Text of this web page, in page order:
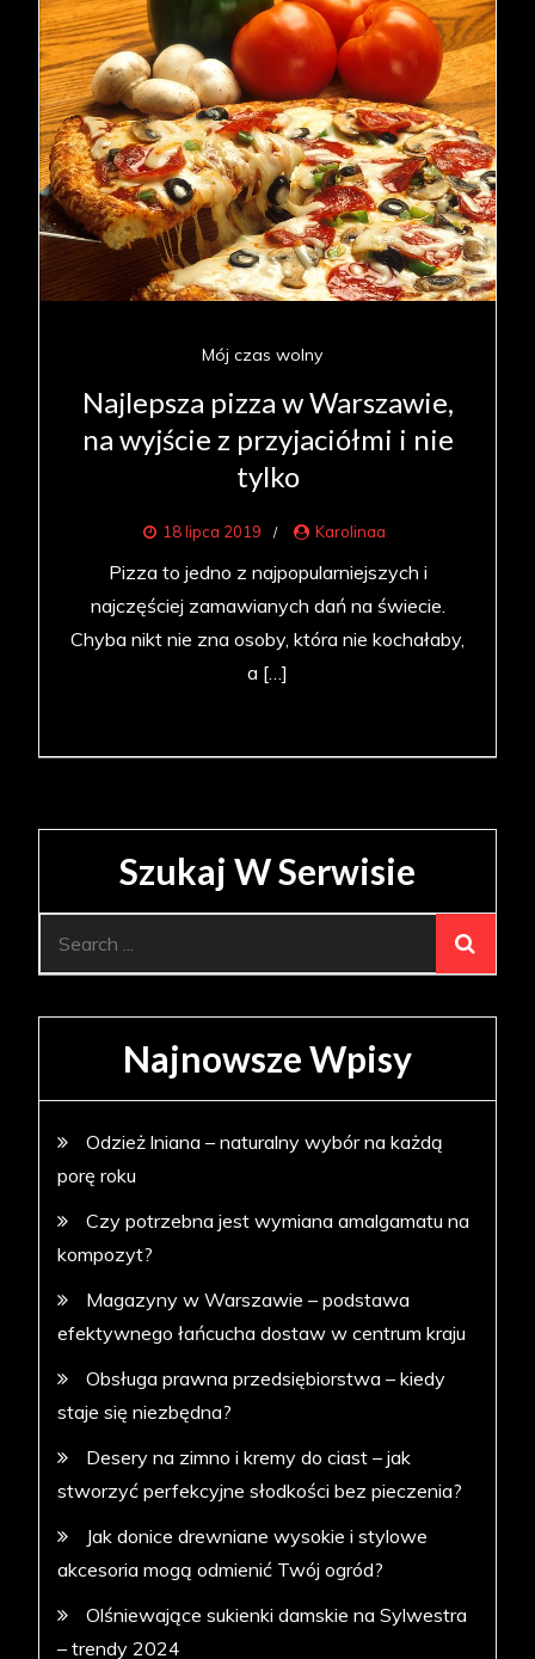
Mój czas wolny
Najlepsza pizza w Warszawie,
na wyjście z przyjaciółmi i nie
tylko
18 lipca 2019 Karolinaa
Pizza to jedno z najpopularniejszych i
najczęściej zamawianych dań na świecie.
Chyba nikt nie zna osoby, która nie kochałaby,
a […]
Szukaj W Serwisie
Najnowsze Wpisy
Odzież lniana – naturalny wybór na każdą
porę roku
Czy potrzebna jest wymiana amalgamatu na
kompozyt?
Magazyny w Warszawie – podstawa
efektywnego łańcucha dostaw w centrum kraju
Obsługa prawna przedsiębiorstwa – kiedy
staje się niezbędna?
Desery na zimno i kremy do ciast – jak
stworzyć perfekcyjne słodkości bez pieczenia?
Jak donice drewniane wysokie i stylowe
akcesoria mogą odmienić Twój ogród?
Olśniewające sukienki damskie na Sylwestra
– trendy 2024